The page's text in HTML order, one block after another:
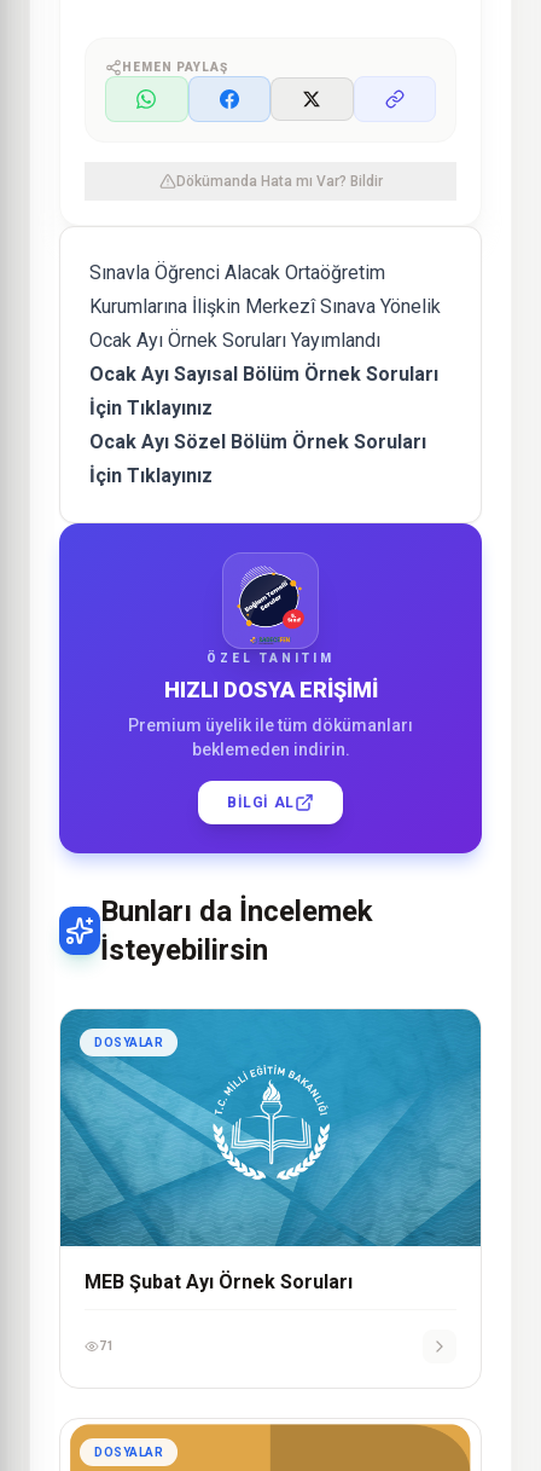
HEMEN PAYLAŞ
Dökümanda Hata mı Var? Bildir
Sınavla Öğrenci Alacak Ortaöğretim
Kurumlarına İlişkin Merkezî Sınava Yönelik
Ocak Ayı Örnek Soruları Yayımlandı
Ocak Ayı Sayısal Bölüm Örnek Soruları
İçin Tıklayınız
Ocak Ayı Sözel Bölüm Örnek Soruları
İçin Tıklayınız
ÖZEL TANITIM
HIZLI DOSYA ERİŞİMİ
Premium üyelik ile tüm dökümanları
beklemeden indirin.
BILGI AL
Bunları da İncelemek
İsteyebilirsin
DOSYALAR
MEB Şubat Ayı Örnek Soruları
71
DOSYALAR